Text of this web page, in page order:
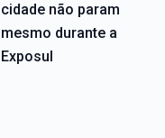
cidade não param
mesmo durante a
Exposul